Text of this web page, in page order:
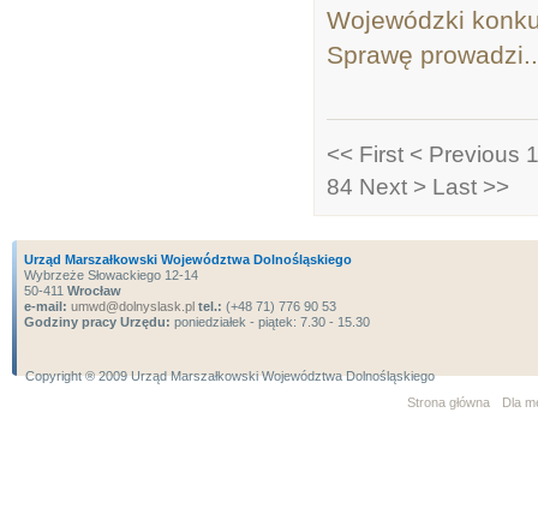
Wojewódzki
Sprawę
<< First < Previous
84 Next > Last >>
Urząd Marszałkowski Województwa Dolnośląskiego
Wybrzeże Słowackiego 12-14
50-411 Wrocław
e-mail: umwd@dolnyslask.pl tel.: (+48 71) 776 90 53
Godziny pracy Urzędu: poniedziałek - piątek: 7.30 - 15.30
Copyright ® 2009 Urząd Marszałkowski Województwa Dolnośląskiego
Strona główna
Dla